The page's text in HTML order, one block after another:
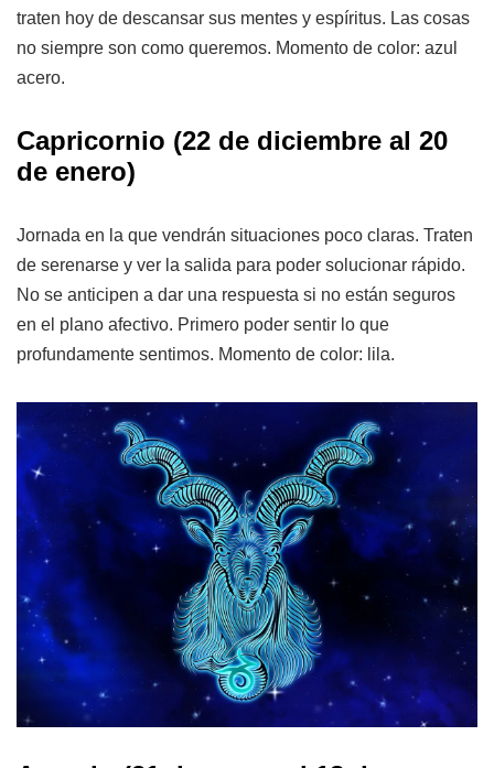
traten hoy de descansar sus mentes y espíritus. Las cosas
no siempre son como queremos. Momento de color: azul
acero.
Capricornio (22 de diciembre al 20
de enero)
Jornada en la que vendrán situaciones poco claras. Traten
de serenarse y ver la salida para poder solucionar rápido.
No se anticipen a dar una respuesta si no están seguros
en el plano afectivo. Primero poder sentir lo que
profundamente sentimos. Momento de color: lila.